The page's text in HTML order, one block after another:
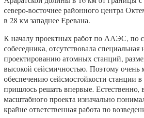
северо-восточнее районного центра
в 28 км западнее Еревана.
К началу проектных работ по ААЭС, по
собеседника, отсутствовала
проектированию атомных станций,
высокой сейсмичностью. Поэтому очень
обеспечению сейсмостойкости станции
пришлось решать впервые. Естественно,
масштабного проекта изначально
крайне ответственная работа по